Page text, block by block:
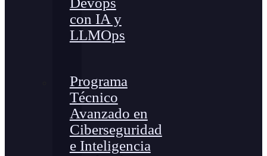
con IA y
LLMOps
Programa
Técnico
Avanzado en
Ciberseguridad
e Inteligencia